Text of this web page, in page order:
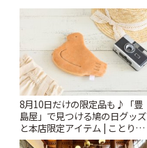
8月10日だけの限定品も♪「豊
島屋」で見つける鳩の日グッズ
と本店限定アイテム | ことりっ
ぷ